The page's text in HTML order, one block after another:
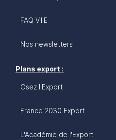
FAQ V.I.E
Nos newsletters
Plans export :
Osez l'Export
France 2030 Export
L'Académie de l'Export